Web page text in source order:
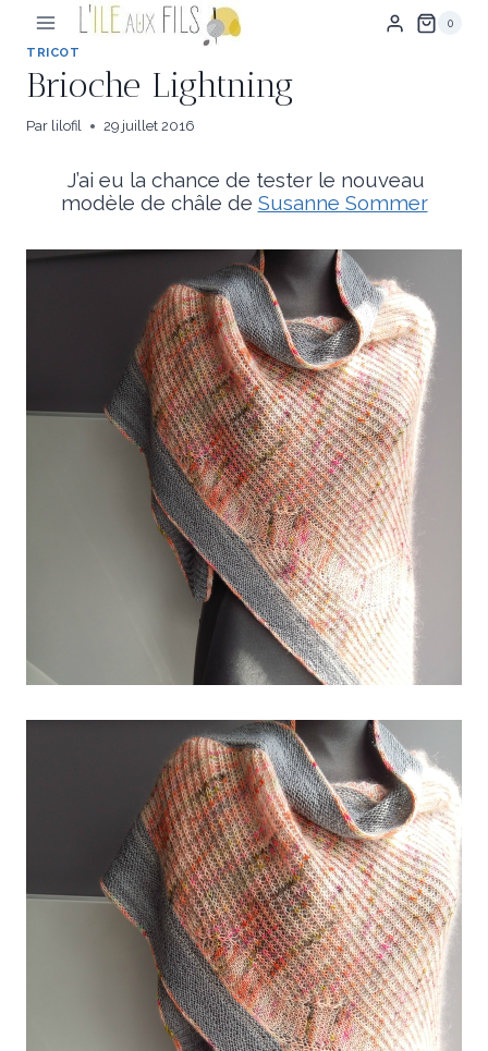
contenu
0
TRICOT
Brioche Lightning
Par lilofil 29 juillet 2016
J’ai eu la chance de tester le nouveau
modèle de châle de Susanne Sommer